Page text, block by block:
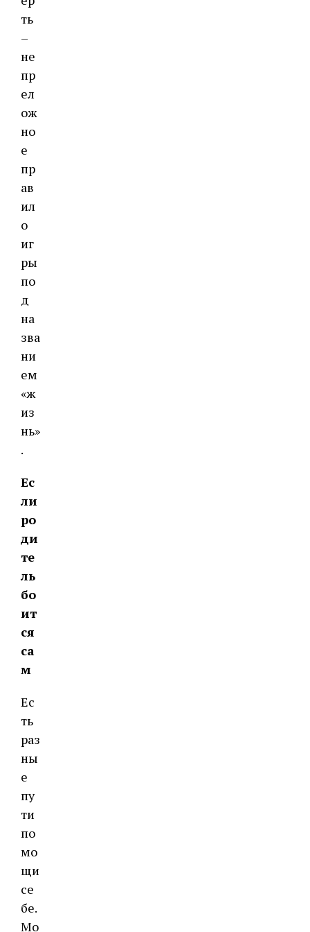
ть
–
не
пр
ел
ож
но
е
пр
ав
ил
о
иг
ры
по
д
на
зва
ни
ем
«ж
из
нь»
.
Ес
ли
ро
ди
те
ль
бо
ит
ся
са
м
Ес
ть
раз
ны
е
пу
ти
по
мо
щи
се
бе.
Мо